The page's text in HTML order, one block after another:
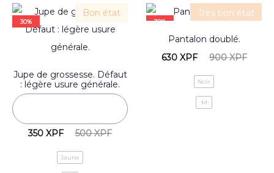
Bon état
30%
Jupe de grossesse. Défaut
: légère usure générale.
500XPF
350 XPF
Jaune
Très bon état
30%
Pantalon doublé.
900XPF
630 XPF
Noir
M